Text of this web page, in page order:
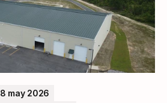
8 may 2026